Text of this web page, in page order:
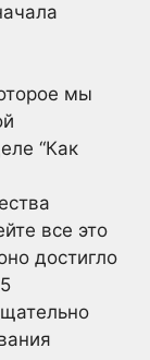
мы
“Как
все это
достигло